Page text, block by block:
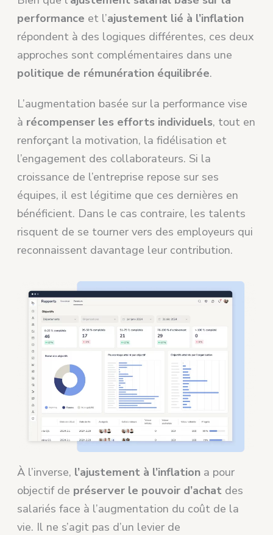
performance et l’ajustement lié à l’inflation
répondent à des logiques différentes, ces deux
approches sont complémentaires dans une
politique de rémunération équilibrée.
L’augmentation basée sur la performance vise
à récompenser les efforts individuels, tout en
renforçant la motivation, la fidélisation et
l’engagement des collaborateurs. Si la
croissance de l’entreprise repose sur ses
équipes, il est légitime que ces dernières en
bénéficient. Dans le cas contraire, les talents
risquent de se tourner vers des employeurs qui
reconnaissent davantage leur contribution.
À l’inverse, l’ajustement à l’inflation a pour
objectif de préserver le pouvoir d’achat des
salariés face à l’augmentation du coût de la
vie. Il ne s’agit pas d’un levier de